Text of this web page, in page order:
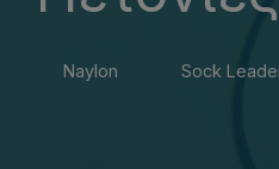
Naylon Sock